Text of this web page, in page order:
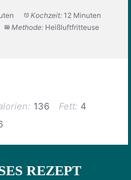
Kochzeit: 12 Minuten
Methode: Heißluftfritteuse
136 Fett: 4
REZEPT